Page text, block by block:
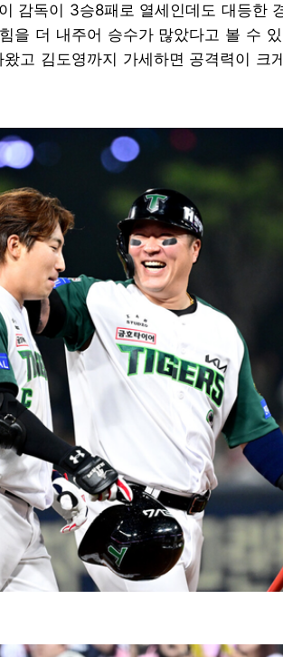
감독이 3승8패로 열세인데도 대등한
을 더 내주어 승수가 많았다고 볼 수
고 김도영까지 가세하면 공격력이 크